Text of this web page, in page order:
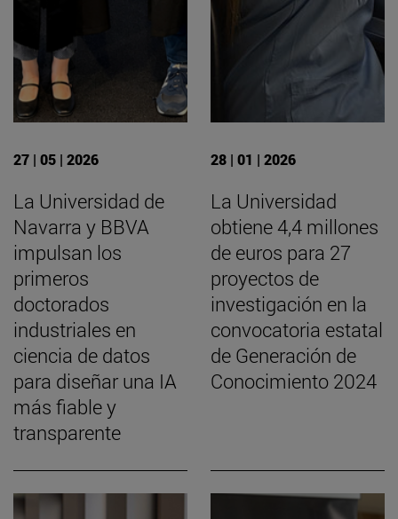
27 | 05 | 2026
La Universidad de
Navarra y BBVA
impulsan los
primeros
doctorados
industriales en
ciencia de datos
para diseñar una IA
más fiable y
transparente
28 | 01 | 2026
La Universidad
obtiene 4,4 millones
de euros para 27
proyectos de
investigación en la
convocatoria estatal
de Generación de
Conocimiento 2024